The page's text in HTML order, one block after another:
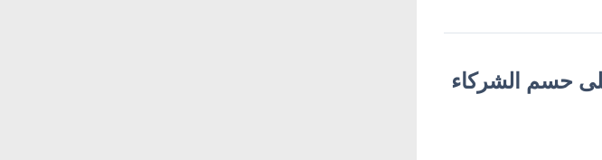
حسم الشركاء